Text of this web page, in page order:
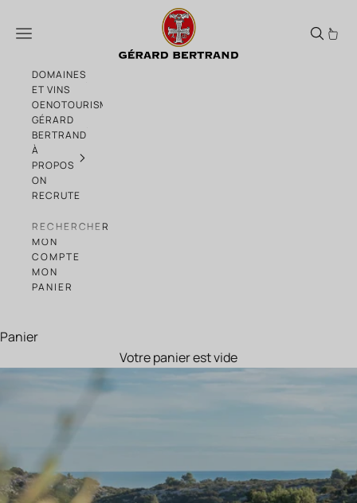
Vin naturel : entre mythe et réalité
Menu
DOMAINES
ET VINS
OENOTOURISME
GÉRARD
BERTRAND
À
PROPOS
ON
RECRUTE
RECHERCHER
MON
COMPTE
MON
PANIER
Panier
Votre panier est vide